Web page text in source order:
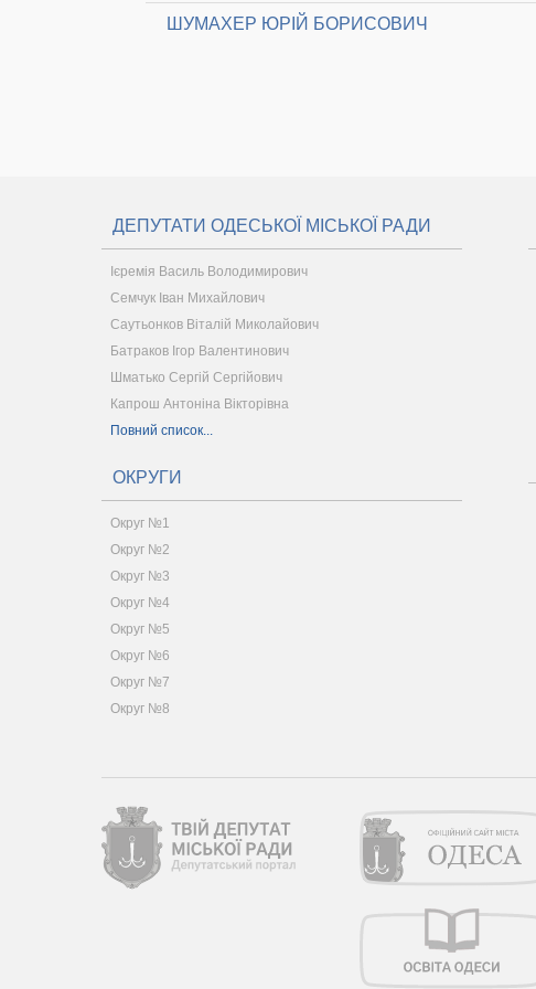
ШУМАХЕР ЮРІЙ БОРИСОВИЧ
ДЕПУТАТИ ОДЕСЬКОЇ МІСЬКОЇ РАДИ
Ієремія Василь Володимирович
Семчук Іван Михайлович
Саутьонков Віталій Миколайович
Батраков Ігор Валентинович
Шматько Сергій Сергійович
Капрош Антоніна Вікторівна
Повний список...
ОКРУГИ
Округ №1
Округ №2
Округ №3
Округ №4
Округ №5
Округ №6
Округ №7
Округ №8